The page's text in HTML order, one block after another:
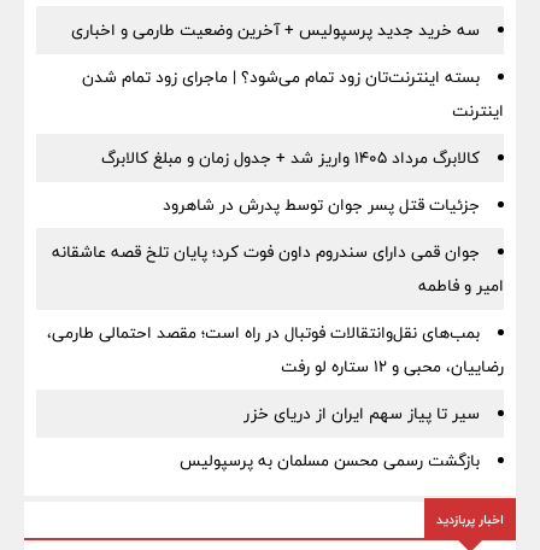
سه خرید جدید پرسپولیس + آخرین وضعیت طارمی و اخباری
بسته اینترنت‌تان زود تمام می‌شود؟ | ماجرای زود تمام شدن
اینترنت
کالابرگ مرداد ۱۴۰۵ واریز شد + جدول زمان و مبلغ کالابرگ
جزئیات قتل پسر جوان توسط پدرش در شاهرود
جوان قمی دارای سندروم داون فوت کرد؛ پایان تلخ قصه عاشقانه
امیر و فاطمه
بمب‌های نقل‌وانتقالات فوتبال در راه است؛ مقصد احتمالی طارمی،
رضاییان، محبی و ۱۲ ستاره لو رفت
سیر تا پیاز سهم ایران از دریای خزر
بازگشت رسمی محسن مسلمان به پرسپولیس
اخبار پربازدید